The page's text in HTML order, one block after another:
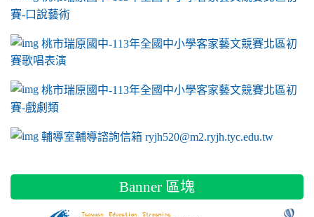
賽-口說藝術
link to https://tyc.entry.edu.tw/NoExamImitate_TL/
桃市瑞原國中-113年全國中小學客家藝文競賽北區初
賽歌唱表演
link to https://tyc.entry.edu.tw/NoExamImitate_TL/
桃市瑞原國中-113年全國中小學客家藝文競賽北區初
賽-戲劇類
link to https://tyc.entry.edu.tw/NoExamImitate_TL/
輔導室輔導諮詢信箱 ryjh520@m2.ryjh.tyc.edu.tw
Banner 區塊